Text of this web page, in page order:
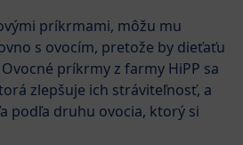
príkrmami, môžu mu
s ovocím, pretože by dieťaťu
príkrmy z farmy HiPP sa
zlepšuje ich stráviteľnosť, a
podľa druhu ovocia, ktorý si